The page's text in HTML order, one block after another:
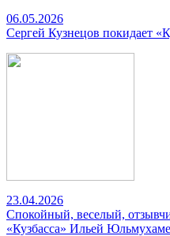
06.05.2026
Сергей Кузнецов покидает
23.04.2026
Спокойный, веселый,
«Кузбасса» Ильей